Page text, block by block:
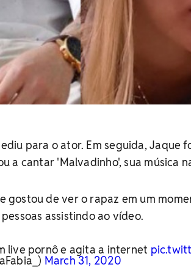
para o ator. Em seguida, Jaque
a cantar 'Malvadinho', sua música
gostou de ver o rapaz em um
assistindo ao vídeo.
live pornô e agita a internet
March 31, 2020